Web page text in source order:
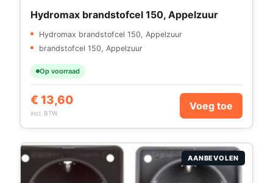
Hydromax brandstofcel 150, Appelzuur
Hydromax brandstofcel 150, Appelzuur
brandstofcel 150, Appelzuur
Op voorraad
€ 13,60
incl. BTW
Voeg toe
AANBEVOLEN